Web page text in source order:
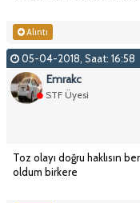
Alıntı
05-04-2018, Saat: 16:58
Emrakc
STF Üyesi
Toz olayı doğru haklısın
oldum birkere